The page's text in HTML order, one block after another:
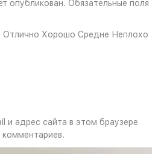
опубликован. Обязательные поля
Отлично Хорошо Средне Неплохо
и адрес сайта в этом браузере